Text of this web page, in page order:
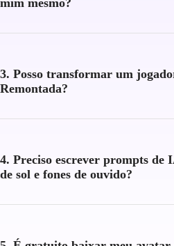
3. Posso transformar um
Remontada?
4. Preciso escrever prompts de
de sol e fones de ouvido?